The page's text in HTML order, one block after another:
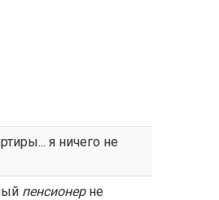
я ничего не
пенсионерне